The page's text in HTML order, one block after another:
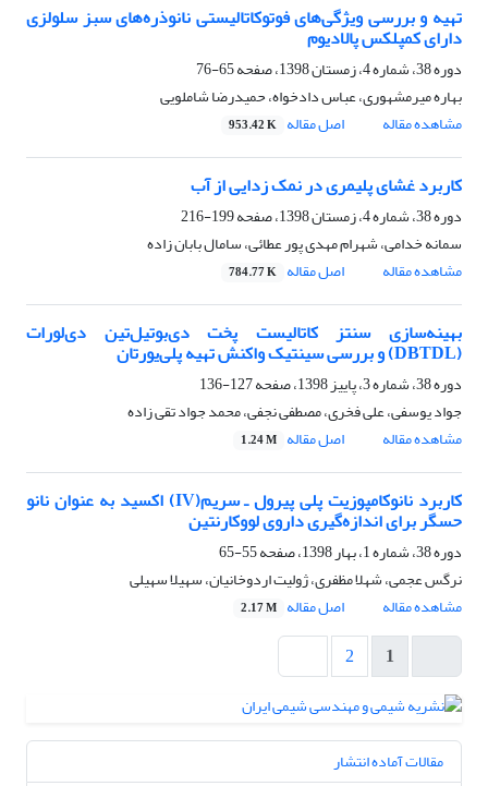
تهیه و بررسی ویژگی‌های فوتوکاتالیستی نانوذره‌های سبز سلولزی
دارای کمپلکس پالادیوم
دوره 38، شماره 4، زمستان 1398، صفحه
65-76
بهاره میرمشهوری، عباس دادخواه، حمیدرضا شاملویی
مشاهده مقاله
اصل مقاله 953.42 K
کاربرد غشای پلیمری در نمک زدایی از آب
دوره 38، شماره 4، زمستان 1398، صفحه
199-216
سمانه خدامی، شهرام مهدی پور عطائی، سامال بابان زاده
مشاهده مقاله
اصل مقاله 784.77 K
بهینه‌سازی سنتز کاتالیست پخت دی‌بوتیل‌تین ‌دی‌لورات
(DBTDL) و بررسی سینتیک واکنش تهیه پلی‌یورتان
دوره 38، شماره 3، پاییز 1398، صفحه
127-136
جواد یوسفی، علی فخری، مصطفی نجفی، محمد جواد تقی زاده
مشاهده مقاله
اصل مقاله 1.24 M
کاربرد نانوکامپوزیت پلی پیرول ـ سریم(IV) اکسید به عنوان نانو
حسگر برای اندازه‌گیری داروی لووکارنتین
دوره 38، شماره 1، بهار 1398، صفحه
55-65
نرگس عجمی، شهلا مظفری، ژولیت اردوخانیان، سهیلا سهیلی
مشاهده مقاله
اصل مقاله 2.17 M
1
2
مقالات آماده انتشار